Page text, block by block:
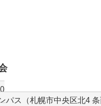
ス（札幌市中央区北4 条